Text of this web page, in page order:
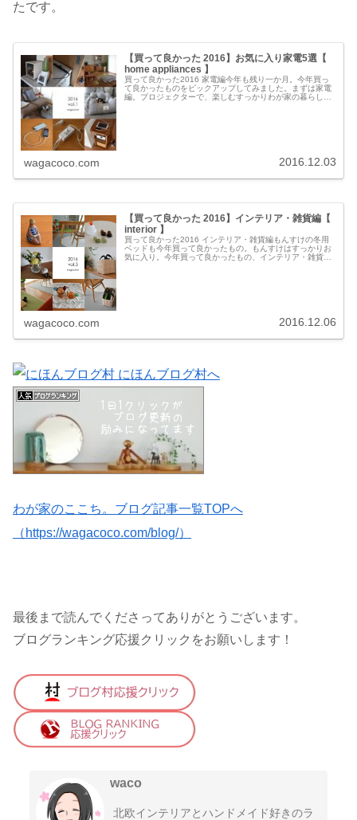
たです。
【買って良かった 2016】お気に入り家電5選【
home appliances 】
買って良かった2016 家電編今年も残り一か月。今年買っ
て良かったものをピックアップしてみました。まずは家電
編。プロジェクターで、楽しむすっかりわが家の暮らしに
wagacoco.com 2016.12.03
【買って良かった 2016】インテリア・雑貨編【
interior 】
買って良かった2016 インテリア・雑貨編もんすけの冬用
ベッドも今年買って良かったもの。もんすけはすっかりお
気に入り。今年買って良かったもの、インテリア・雑貨編
wagacoco.com 2016.12.06
わが家のここち。ブログ記事一覧TOPへ
（https://wagacoco.com/blog/）
最後まで読んでくださってありがとうございます。
ブログランキング応援クリックをお願いします！
waco
北欧インテリアとハンドメイド好きのラ